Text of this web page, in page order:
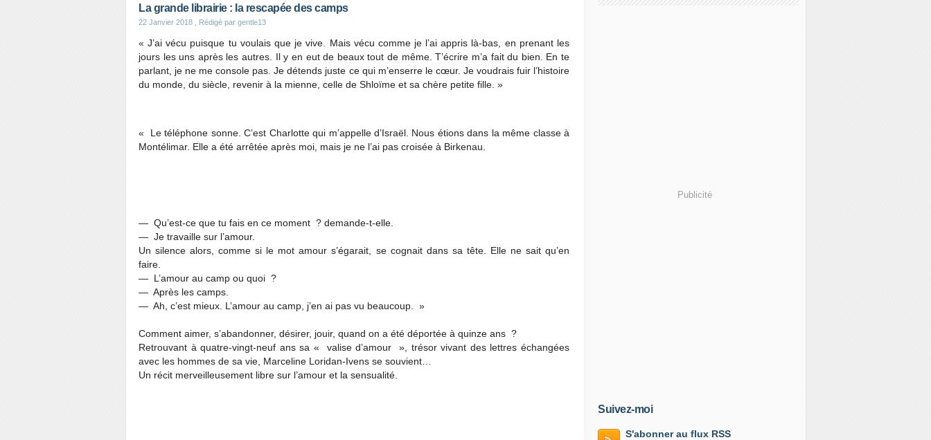
La grande librairie : la rescapée des camps
22 Janvier 2018 , Rédigé par gentle13
« J’ai vécu puisque tu voulais que je vive. Mais vécu comme je l’ai appris là-bas, en prenant les
jours les uns après les autres. Il y en eut de beaux tout de même. T’écrire m’a fait du bien. En te
parlant, je ne me console pas. Je détends juste ce qui m’enserre le cœur. Je voudrais fuir l’histoire
du monde, du siècle, revenir à la mienne, celle de Shloïme et sa chère petite fille. »
« Le téléphone sonne. C’est Charlotte qui m’appelle d’Israël. Nous étions dans la même classe à
Montélimar. Elle a été arrêtée après moi, mais je ne l’ai pas croisée à Birkenau.
― Qu’est-ce que tu fais en ce moment ? demande-t-elle.
― Je travaille sur l’amour.
Un silence alors, comme si le mot amour s’égarait, se cognait dans sa tête. Elle ne sait qu’en
faire.
― L’amour au camp ou quoi ?
― Après les camps.
― Ah, c’est mieux. L’amour au camp, j’en ai pas vu beaucoup. »
Comment aimer, s’abandonner, désirer, jouir, quand on a été déportée à quinze ans ?
Retrouvant à quatre-vingt-neuf ans sa « valise d’amour », trésor vivant des lettres échangées
avec les hommes de sa vie, Marceline Loridan-Ivens se souvient…
Un récit merveilleusement libre sur l’amour et la sensualité.
Publicité
Suivez-moi
S'abonner au flux RSS